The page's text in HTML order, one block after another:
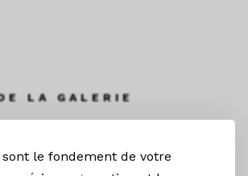
sont le fondement de votre
LA GALERIE